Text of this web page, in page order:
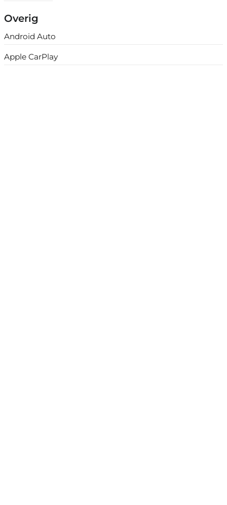
Overig
Android Auto
Apple CarPlay